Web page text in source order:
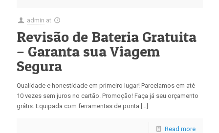
admin at
Revisão de Bateria Gratuita
– Garanta sua Viagem
Segura
Qualidade e honestidade em primeiro lugar! Parcelamos em até
10 vezes sem juros no cartão. Promoção! Faça já seu orçamento
grátis. Equipada com ferramentas de ponta […]
Read more